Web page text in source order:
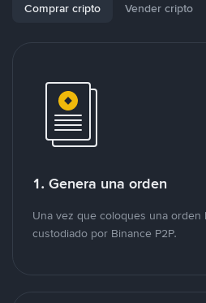
Comprar cripto Vender cripto
1. Genera una orden
Una vez que coloques una orden
custodiado por Binance P2P.